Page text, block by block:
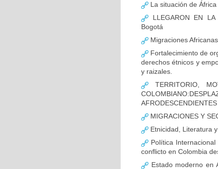
La situación de
LLEGARON EN LA
Bogotá
Migraciones
Fortalecimiento de
derechos étnicos y
y raizales.
TERRITORIO,
MIGRACIONES Y
Etnicidad, Literatura
Política
conflicto en Colombia
Estado moderno en